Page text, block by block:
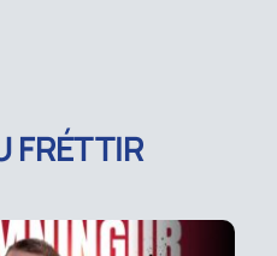
FRÉTTIR